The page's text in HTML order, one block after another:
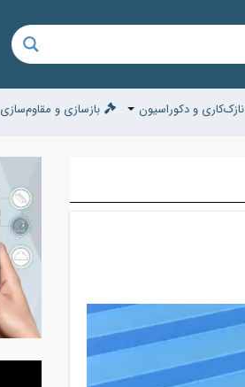
نازک‌کاری و دکوراسیون بازسازی و مقاوم‌سازی